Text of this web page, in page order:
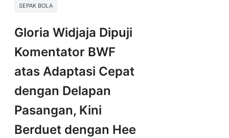
SEPAK BOLA
Gloria Widjaja Dipuji
Komentator BWF
atas Adaptasi Cepat
dengan Delapan
Pasangan, Kini
Berduet dengan Hee